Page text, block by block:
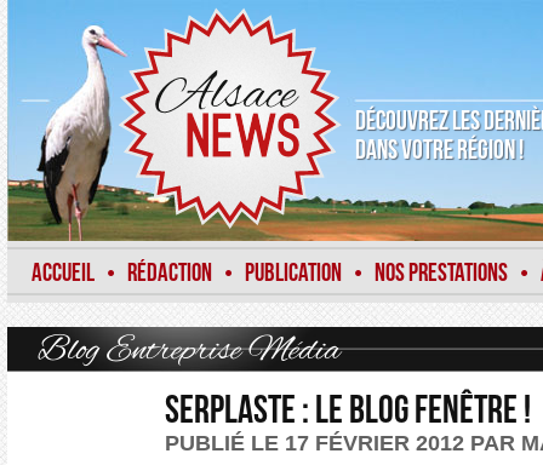
DÉCOUVREZ LES
DANS VOTRE RÉGION !
ACCUEIL • RÉDACTION • PUBLICATION • NOS PRESTATIONS •
BlogEntrepriseMédia
Serplaste : le blog fenêtre !
PUBLIÉ LE 17 FÉVRIER 2012 PAR